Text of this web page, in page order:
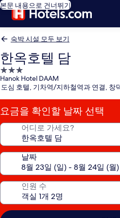
본문 내용으로 건너뛰기
숙박 시설 모두 보기
한옥호텔 담
3.0
성
급
숙
박
시
Hanok Hotel DAAM
도심 호텔, 기차역/지하철역과 연결, 창
요금을 확인할 날짜 선택
어디로 가세요?
날짜
인원 수